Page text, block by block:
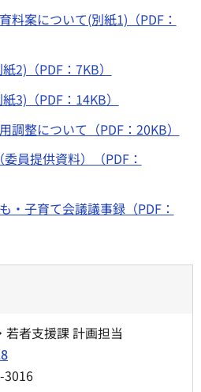
案について(別紙1)（PDF：
2)（PDF：7KB）
3)（PDF：14KB）
整について（PDF：20KB）
員提供資料）（PDF：
・子育て会議議事録（PDF：
者支援課 計画担当
3016